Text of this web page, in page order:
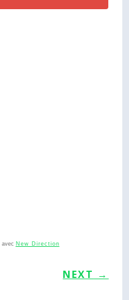
avec New Direction
NEXT →